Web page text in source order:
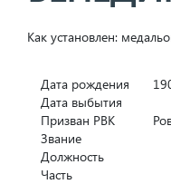
Как установлен:
Дата рождения
Дата выбытия
Призван РВК
Звание
Должность
Часть